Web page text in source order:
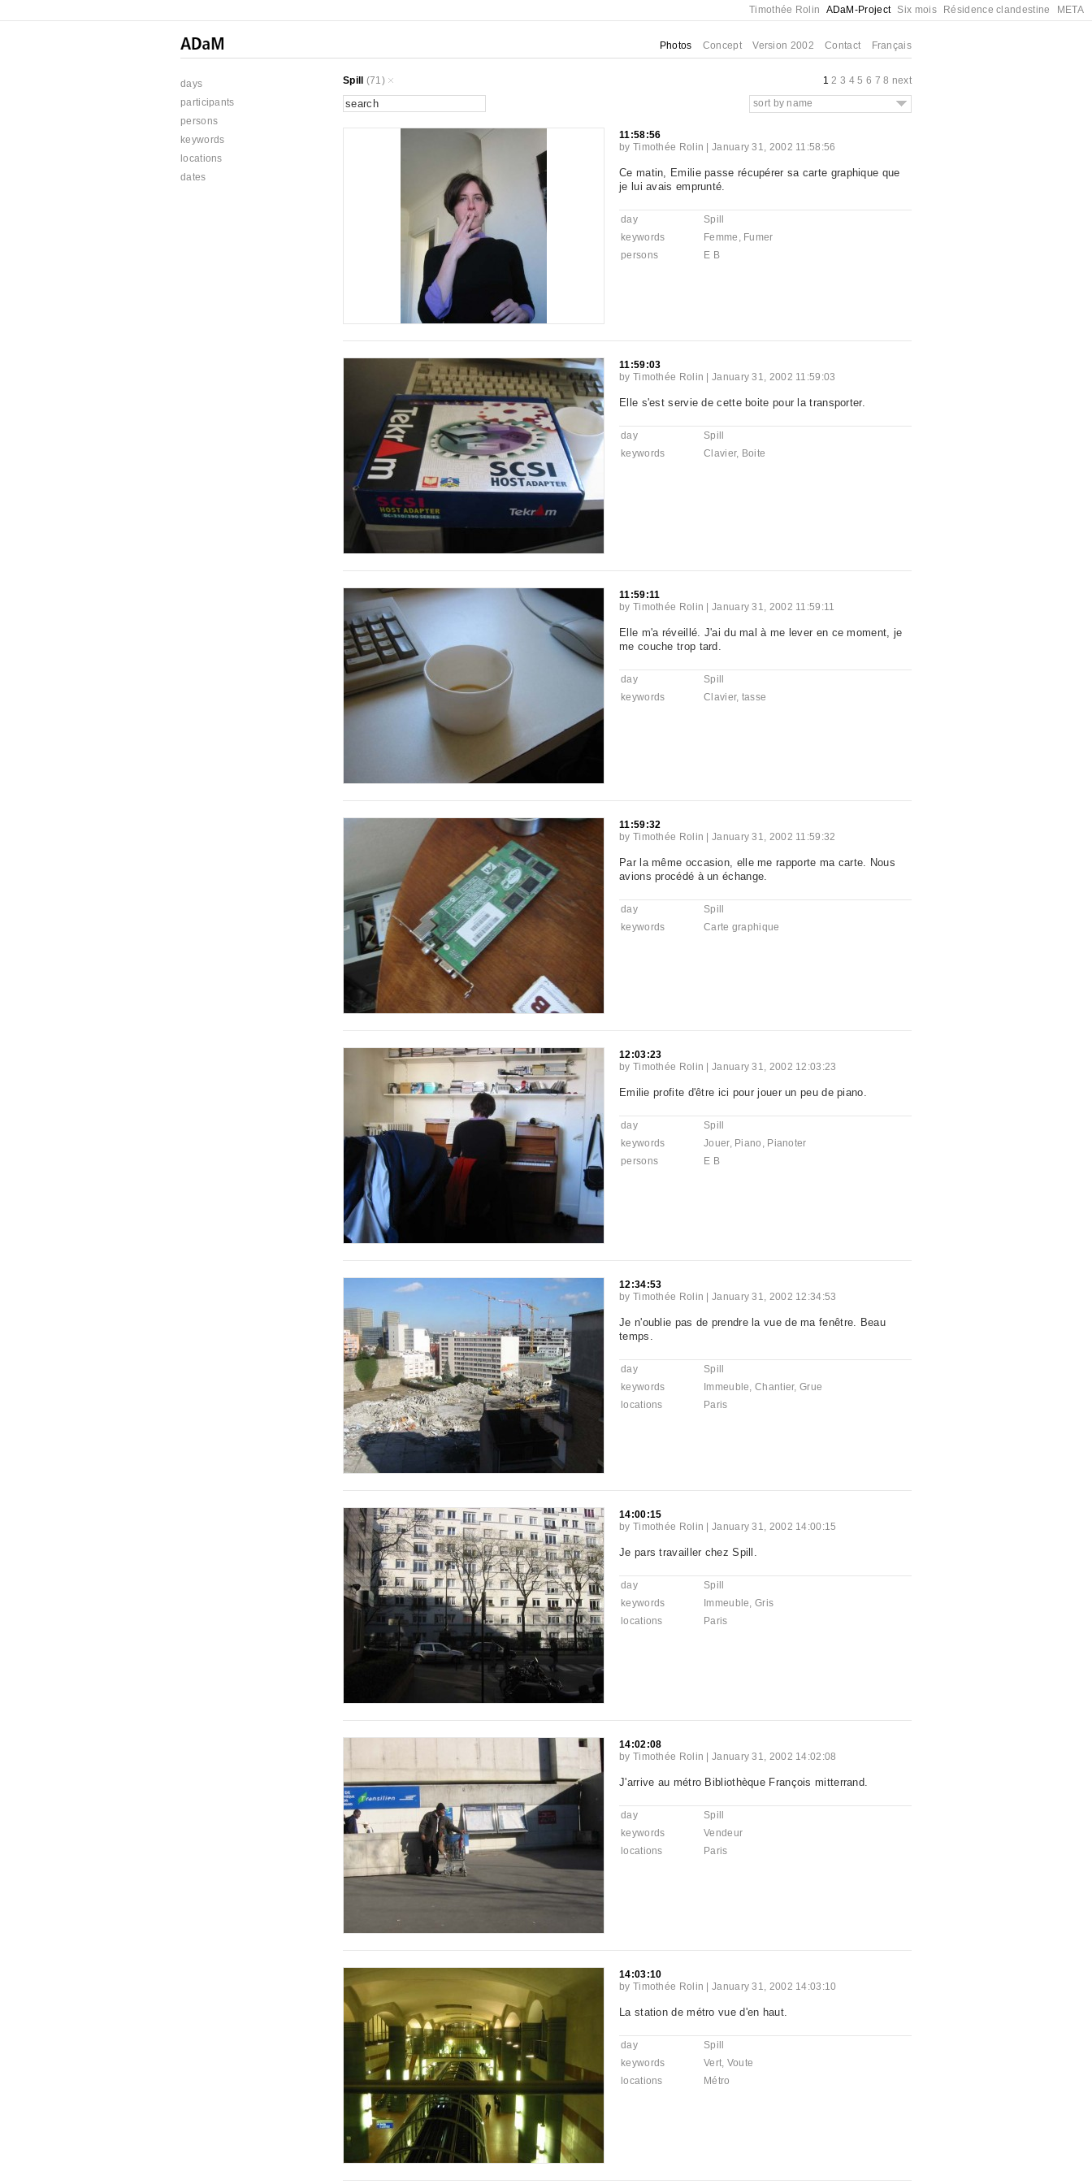
Timothée Rolin ADaM-Project Six mois Résidence clandestine META
Photos Concept Version 2002 Contact Français
days
participants
persons
keywords
locations
dates
Spill (71) 1 2 3 4 5 6 7 8 next
sort by name
11:58:56
by Timothée Rolin |January 31, 2002 11:58:56
Ce matin, Emilie passe récupérer sa carte graphique que
je lui avais emprunté.
day
Spill
keywords
Femme , Fumer
persons
E B
11:59:03
by Timothée Rolin |January 31, 2002 11:59:03
Elle s'est servie de cette boite pour la transporter.
day
Spill
keywords
Clavier, Boite
11:59:11
by Timothée Rolin |January 31, 2002 11:59:11
Elle m'a réveillé. J'ai du mal à me lever en ce moment, je
me couche trop tard.
day
Spill
keywords
Clavier, tasse
11:59:32
by Timothée Rolin |January 31, 2002 11:59:32
Par la même occasion, elle me rapporte ma carte. Nous
avions procédé à un échange.
day
Spill
keywords
Carte graphique
12:03:23
by Timothée Rolin |January 31, 2002 12:03:23
Emilie profite d'être ici pour jouer un peu de piano.
day
Spill
keywords
Jouer, Piano , Pianoter
persons
E B
12:34:53
by Timothée Rolin |January 31, 2002 12:34:53
Je n'oublie pas de prendre la vue de ma fenêtre. Beau
temps.
day
Spill
keywords
Immeuble,Chantier,Grue
locations
Paris
14:00:15
by Timothée Rolin |January 31, 2002 14:00:15
Je pars travailler chez Spill.
day
Spill
keywords
Immeuble,Gris
locations
Paris
14:02:08
by Timothée Rolin |January 31, 2002 14:02:08
J'arrive au métro Bibliothèque François mitterrand.
day
Spill
keywords
Vendeur
locations
Paris
14:03:10
by Timothée Rolin |January 31, 2002 14:03:10
La station de métro vue d'en haut.
day
Spill
keywords
Vert, Voute
locations
Métro